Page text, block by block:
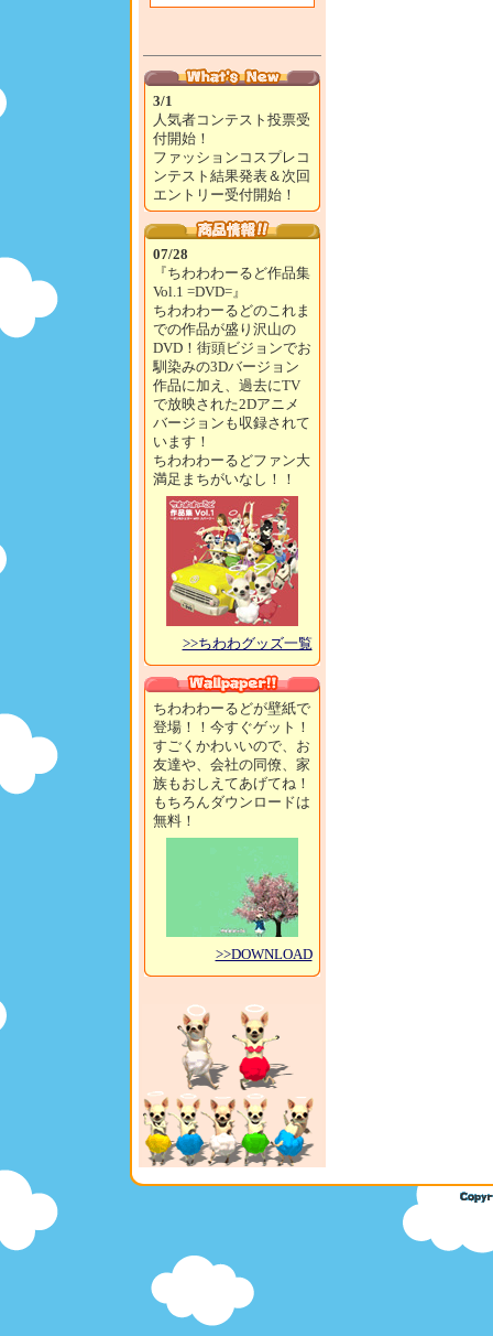
3/1
人気者コンテスト投票受
付開始！
ファッションコスプレコ
ンテスト結果発表＆次回
エントリー受付開始！
07/28
『ちわわわーるど作品集
Vol.1 =DVD=』
ちわわわーるどのこれま
での作品が盛り沢山の
DVD！街頭ビジョンでお
馴染みの3Dバージョン
作品に加え、過去にTV
で放映された2Dアニメ
バージョンも収録されて
います！
ちわわわーるどファン大
満足まちがいなし！！
>>ちわわグッズ一覧
ちわわわーるどが壁紙で
登場！！今すぐゲット！
すごくかわいいので、お
友達や、会社の同僚、家
族もおしえてあげてね！
もちろんダウンロードは
無料！
>>DOWNLOAD